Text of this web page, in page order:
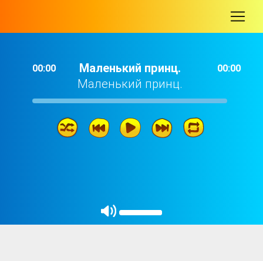
00:00
Маленький принц.
Маленький принц.
00:00
Маленький принц.